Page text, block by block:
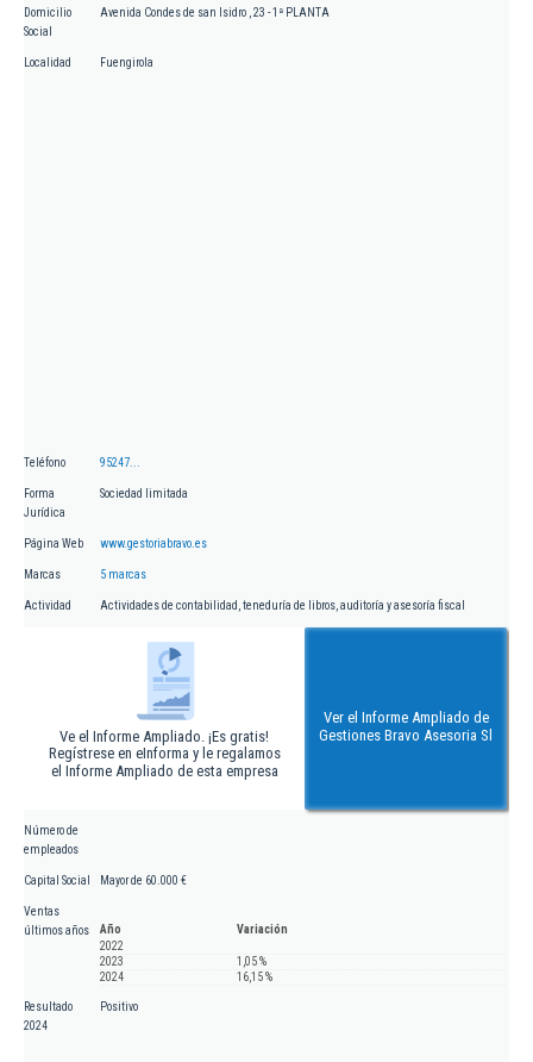
Domicilio
Social
Avenida Condes de san Isidro , 23 - 1ª PLANTA
Localidad Fuengirola
Teléfono 95247...
Forma
Jurídica
Sociedad limitada
Página Web www.gestoriabravo.es
Marcas 5 marcas
Actividad Actividades de contabilidad, teneduría de libros, auditoría y asesoría fiscal
Ve el Informe Ampliado. ¡Es gratis!
Regístrese en eInforma y le regalamos
el Informe Ampliado de esta empresa
Ver el Informe Ampliado de
Gestiones Bravo Asesoria Sl
Número de
empleados
Capital Social Mayor de 60.000 €
Ventas
últimos años
Año
Variación
2022
2023
1,05 %
2024
16,15 %
Resultado
2024
Positivo